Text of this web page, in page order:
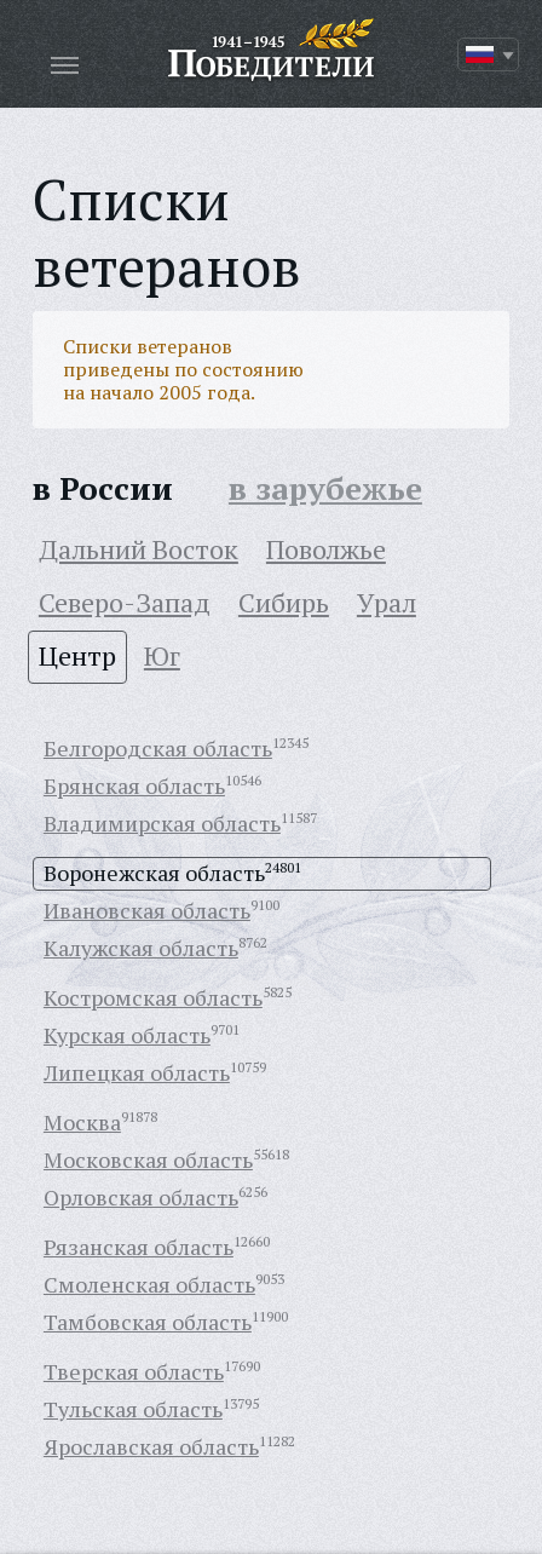
Списки
ветеранов
Списки ветеранов
приведены по состоянию
на начало 2005 года.
в России в зарубежье
Дальний Восток
Поволжье
Северо-Запад
Сибирь
Урал
Центр
Юг
Белгородская область12345
Брянская область10546
Владимирская область11587
Воронежская область24801
Ивановская область9100
Калужская область8762
Костромская область5825
Курская область9701
Липецкая область10759
Москва91878
Московская область55618
Орловская область6256
Рязанская область12660
Смоленская область9053
Тамбовская область11900
Тверская область17690
Тульская область13795
Ярославская область11282